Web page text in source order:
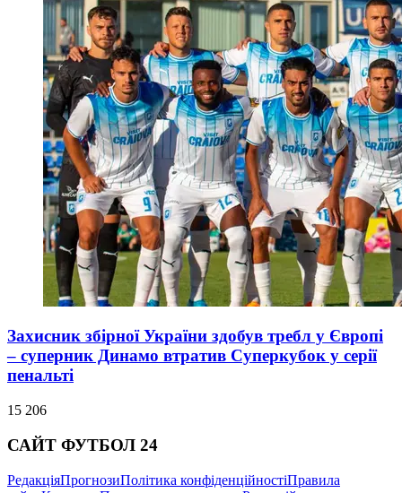
Захисник збірної України здобув требл у Європі
– суперник Динамо втратив Суперкубок у серії
пенальті
15 206
САЙТ ФУТБОЛ 24
РедакціяПрогнозиПолітика конфіденційностіПравила